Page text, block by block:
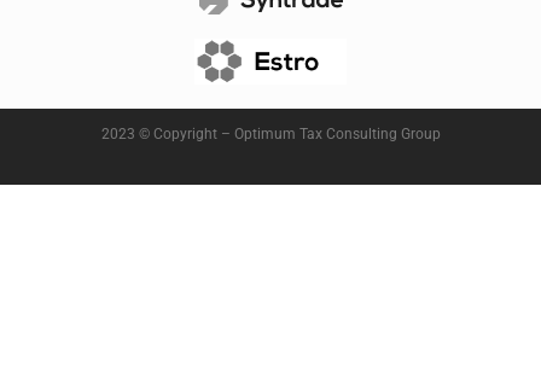
2023 © Copyright – Optimum Tax Consulting Group